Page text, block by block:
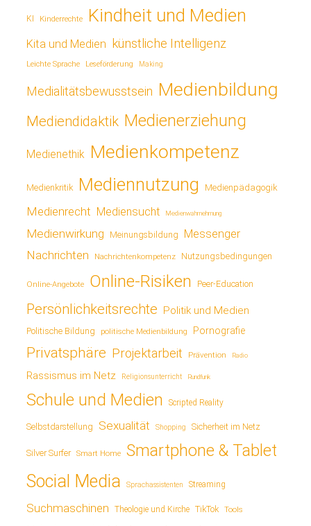
KI Kinderrechte Kindheit und Medien
Kita und Medien künstliche Intelligenz
Leichte Sprache Leseförderung Making
Medialitätsbewusstsein Medienbildung
Mediendidaktik Medienerziehung
Medienethik Medienkompetenz
Medienkritik Mediennutzung Medienpädagogik
Medienrecht Mediensucht Medienwahrnehmung
Medienwirkung Meinungsbildung Messenger
Nachrichten Nachrichtenkompetenz Nutzungsbedingungen
Online-Angebote Online-Risiken Peer-Education
Persönlichkeitsrechte Politik und Medien
Politische Bildung politische Medienbildung Pornografie
Privatsphäre Projektarbeit Prävention Radio
Rassismus im Netz Religionsunterricht Rundfunk
Schule und Medien Scripted Reality
Selbstdarstellung Sexualität Shopping Sicherheit im Netz
Silver Surfer Smart Home Smartphone & Tablet
Social Media Sprachassistenten Streaming
Suchmaschinen Theologie und Kirche TikTok Tools